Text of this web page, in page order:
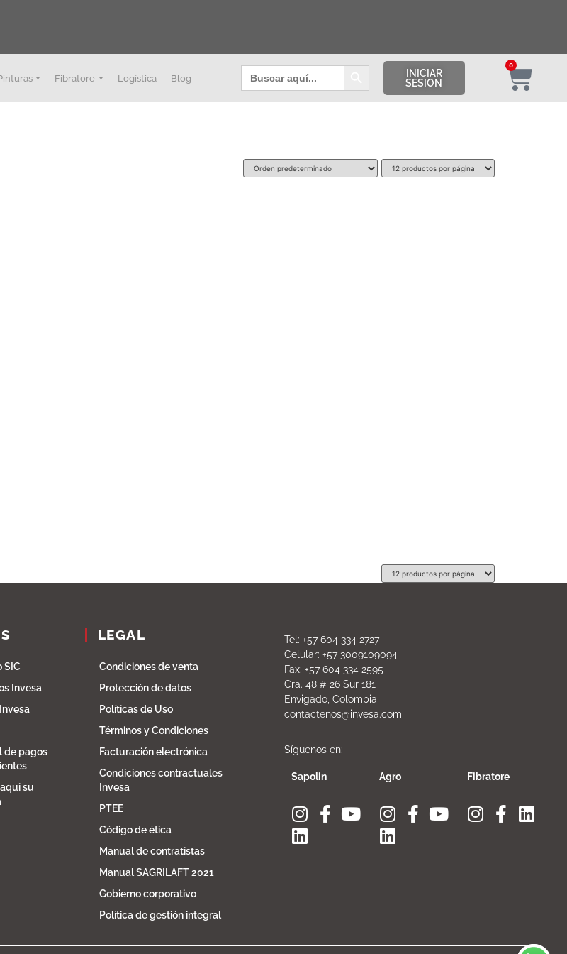
Fibratore Logística Blog
Buscar: Botón de búsqueda
INICIAR
SESION
0
SIC
Invesa
de pagos
su
LEGAL
Condiciones de venta
Protección de datos
Políticas de Uso
Términos y Condiciones
Facturación electrónica
Condiciones contractuales
Invesa
PTEE
Código de ética
Manual de contratistas
Manual SAGRILAFT 2021
Gobierno corporativo
Política de gestión integral
Tel: +57 604 334 2727
Celular: +57 3009109094
Fax: +57 604 334 2595
Cra. 48 # 26 Sur 181
Envigado, Colombia
contactenos@invesa.com
Síguenos en:
Sapolin Agro Fibratore